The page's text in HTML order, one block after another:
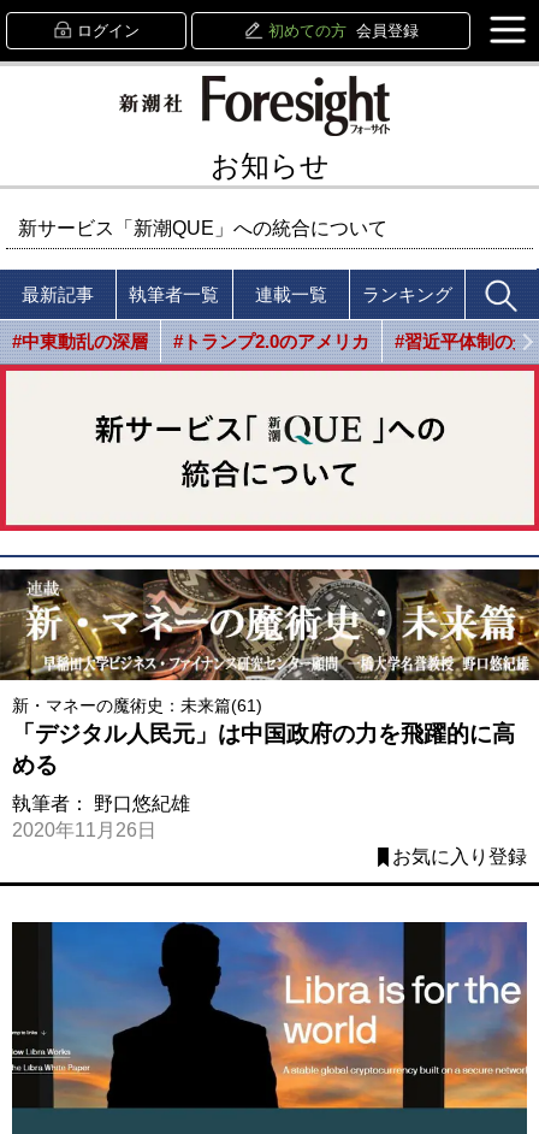
ログイン 初めての方 会員登録
お知らせ
新サービス「新潮QUE」への統合について
最新記事 執筆者一覧 連載一覧 ランキング
#中東動乱の深層 #トランプ2.0のアメリカ #習近平体制の光
新・マネーの魔術史：未来篇(61)
「デジタル人民元」は中国政府の力を飛躍的に高
める
執筆者： 野口悠紀雄
2020年11月26日
お気に入り登録